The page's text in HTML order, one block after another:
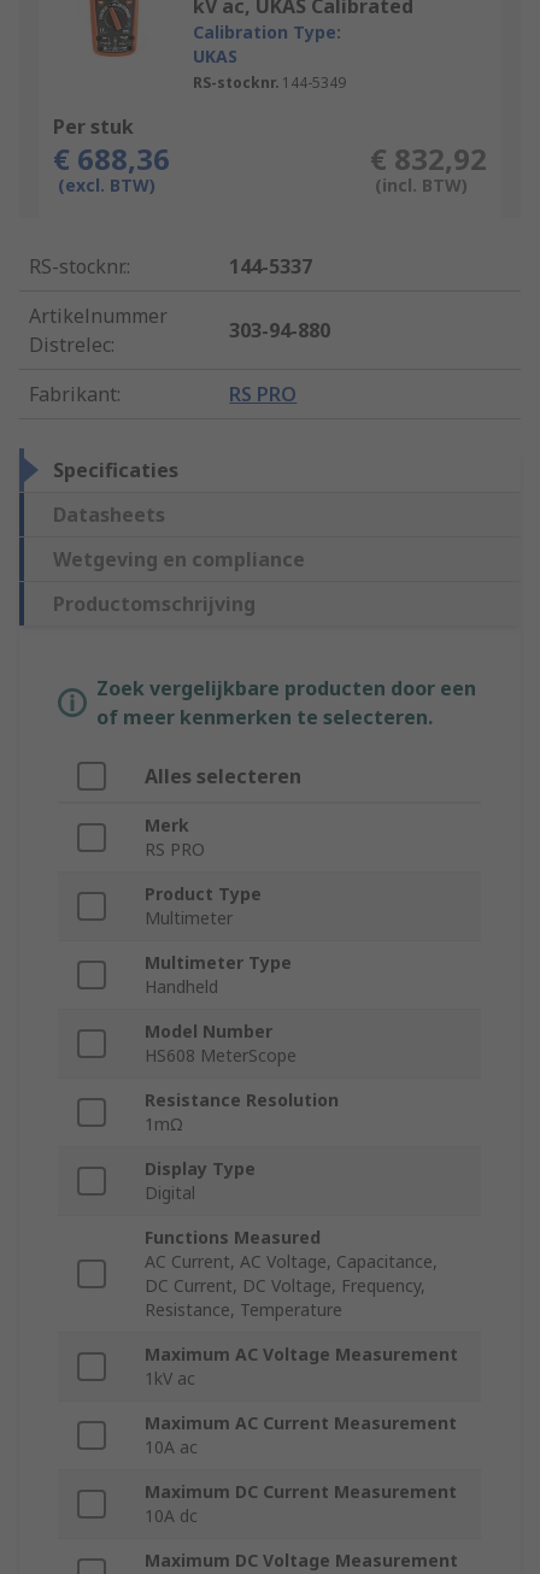
kV ac, UKAS Calibrated
Calibration Type:
UKAS
RS-stocknr. 144-5349
Per stuk
€ 688,36
(excl. BTW)
€ 832,92
(incl. BTW)
RS-stocknr.:
144-5337
Artikelnummer
Distrelec:
303-94-880
Fabrikant: RS PRO
Specificaties
Datasheets
Wetgeving en compliance
Productomschrijving
Zoek vergelijkbare producten door een
of meer kenmerken te selecteren.
Alles selecteren
Merk
RS PRO
Product Type
Multimeter
Multimeter Type
Handheld
Model Number
HS608 MeterScope
Resistance Resolution
1mΩ
Display Type
Digital
Functions Measured
AC Current, AC Voltage, Capacitance,
DC Current, DC Voltage, Frequency,
Resistance, Temperature
Maximum AC Voltage Measurement
1kV ac
Maximum AC Current Measurement
10A ac
Maximum DC Current Measurement
10A dc
Maximum DC Voltage Measurement